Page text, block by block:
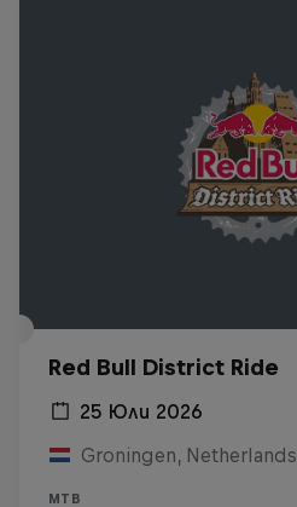
Red Bull District Ride
25 Юли 2026
Groningen, Netherlands
MTB